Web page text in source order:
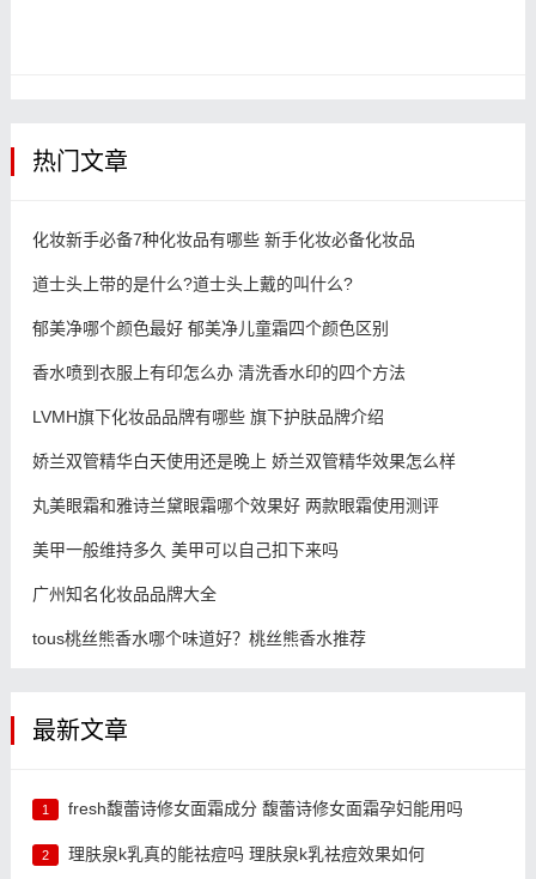
热门文章
化妆新手必备7种化妆品有哪些 新手化妆必备化妆品
道士头上带的是什么?道士头上戴的叫什么?
郁美净哪个颜色最好 郁美净儿童霜四个颜色区别
香水喷到衣服上有印怎么办 清洗香水印的四个方法
LVMH旗下化妆品品牌有哪些 旗下护肤品牌介绍
娇兰双管精华白天使用还是晚上 娇兰双管精华效果怎么样
丸美眼霜和雅诗兰黛眼霜哪个效果好 两款眼霜使用测评
美甲一般维持多久 美甲可以自己扣下来吗
广州知名化妆品品牌大全
tous桃丝熊香水哪个味道好？桃丝熊香水推荐
最新文章
1 fresh馥蕾诗修女面霜成分 馥蕾诗修女面霜孕妇能用吗
2 理肤泉k乳真的能祛痘吗 理肤泉k乳祛痘效果如何